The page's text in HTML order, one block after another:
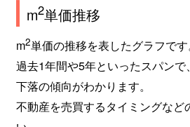
m2単価推移
m2単価の推移を表したグラフです
過去1年間や5年といったスパンで
下落の傾向がわかります。
不動産を売買するタイミングなど